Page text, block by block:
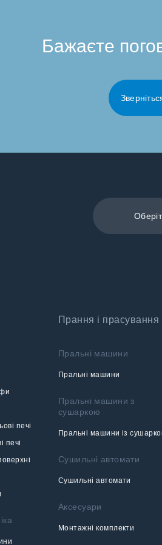
Бажаєте
печі
печі
Прання і прасування
Пральні машини
Пральні машини
Пральні машини з
сушаркою
Пральні машини із
Сушильні автомати
Сушильні автомати
Аксесуари
Монтажні комплекти